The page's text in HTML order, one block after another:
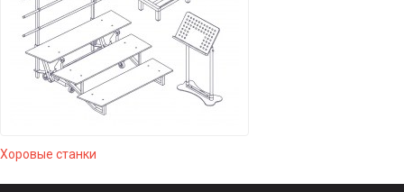
Хоровые станки